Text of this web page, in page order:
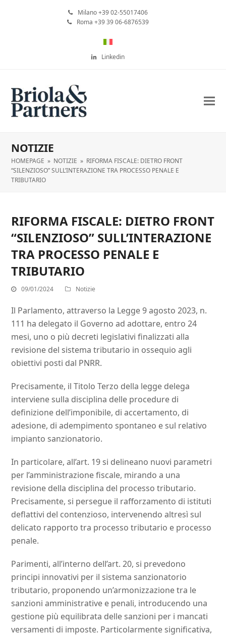
Milano +39 02-55017406
Roma +39 39 06-6876539
Linkedin
NOTIZIE
HOMEPAGE » NOTIZIE » RIFORMA FISCALE: DIETRO FRONT
“SILENZIOSO” SULL’INTERAZIONE TRA PROCESSO PENALE E
TRIBUTARIO
RIFORMA FISCALE: DIETRO FRONT
“SILENZIOSO” SULL’INTERAZIONE
TRA PROCESSO PENALE E
TRIBUTARIO
09/01/2024 Notizie
Il Parlamento, attraverso la Legge 9 agosto 2023, n.
111 ha delegato il Governo ad adottare, entro 24
mesi, uno o più decreti legislativi finalizzati alla
revisione del sistema tributario in ossequio agli
obiettivi posti dal PNRR.
Precisamente, il Titolo Terzo della legge delega
interviene sulla disciplina delle procedure di
definizione dell’imponibile, di accertamento, di
adesione, di adempimento spontaneo e sul relativo
impianto sanzionatorio.
In particolare, all’art. 19 si delineano nuovi parametri
per l’amministrazione fiscale, mirando a una
revisione della disciplina del processo tributario.
Precisamente, si persegue il rafforzamento di istituti
deflattivi del contenzioso, intervenendo altresì sul
delicato rapporto tra processo tributario e processo
penale.
Parimenti, all’interno dell’art. 20, si prevedono
principi innovativi per il sistema sanzionatorio
tributario, proponendo un’armonizzazione tra le
sanzioni amministrative e penali, introducendo una
gestione più equilibrata delle sanzioni per i mancati
versamenti di imposte. Particolarmente significativa,